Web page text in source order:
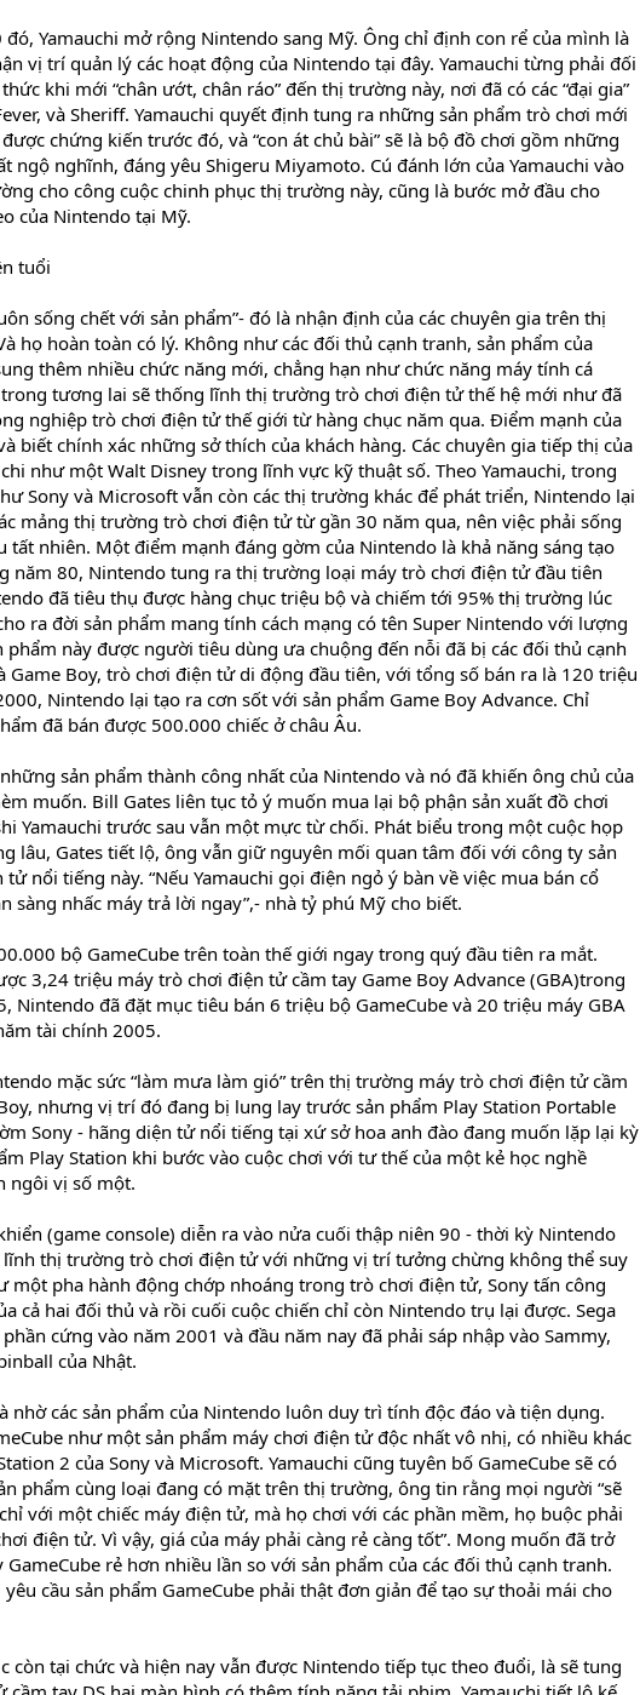
Yamauchi mở rộng Nintendo sang Mỹ. Ông chỉ định con rể của mình là
vị trí quản lý các hoạt động của Nintendo tại đây. Yamauchi từng phải đối
khi mới “chân ướt, chân ráo” đến thị trường này, nơi đã có các “đại gia”
và Sheriff. Yamauchi quyết định tung ra những sản phẩm trò chơi mới
chứng kiến trước đó, và “con át chủ bài” sẽ là bộ đồ chơi gồm những
ngộ nghĩnh, đáng yêu Shigeru Miyamoto. Cú đánh lớn của Yamauchi vào
cho công cuộc chinh phục thị trường này, cũng là bước mở đầu cho
của Nintendo tại Mỹ.
tuổi
sống chết với sản phẩm”- đó là nhận định của các chuyên gia trên thị
họ hoàn toàn có lý. Không như các đối thủ cạnh tranh, sản phẩm của
thêm nhiều chức năng mới, chẳng hạn như chức năng máy tính cá
tương lai sẽ thống lĩnh thị trường trò chơi điện tử thế hệ mới như đã
nghiệp trò chơi điện tử thế giới từ hàng chục năm qua. Điểm mạnh của
biết chính xác những sở thích của khách hàng. Các chuyên gia tiếp thị của
như một Walt Disney trong lĩnh vực kỹ thuật số. Theo Yamauchi, trong
Sony và Microsoft vẫn còn các thị trường khác để phát triển, Nintendo lại
mảng thị trường trò chơi điện tử từ gần 30 năm qua, nên việc phải sống
tất nhiên. Một điểm mạnh đáng gờm của Nintendo là khả năng sáng tạo
năm 80, Nintendo tung ra thị trường loại máy trò chơi điện tử đầu tiên
đã tiêu thụ được hàng chục triệu bộ và chiếm tới 95% thị trường lúc
ra đời sản phẩm mang tính cách mạng có tên Super Nintendo với lượng
phẩm này được người tiêu dùng ưa chuộng đến nỗi đã bị các đối thủ cạnh
Game Boy, trò chơi điện tử di động đầu tiên, với tổng số bán ra là 120 triệu
Nintendo lại tạo ra cơn sốt với sản phẩm Game Boy Advance. Chỉ
đã bán được 500.000 chiếc ở châu Âu.
sản phẩm thành công nhất của Nintendo và nó đã khiến ông chủ của
muốn. Bill Gates liên tục tỏ ý muốn mua lại bộ phận sản xuất đồ chơi
Yamauchi trước sau vẫn một mực từ chối. Phát biểu trong một cuộc họp
lâu, Gates tiết lộ, ông vẫn giữ nguyên mối quan tâm đối với công ty sản
nổi tiếng này. “Nếu Yamauchi gọi điện ngỏ ý bàn về việc mua bán cổ
sàng nhấc máy trả lời ngay”,- nhà tỷ phú Mỹ cho biết.
bộ GameCube trên toàn thế giới ngay trong quý đầu tiên ra mắt.
3,24 triệu máy trò chơi điện tử cầm tay Game Boy Advance (GBA)trong
Nintendo đã đặt mục tiêu bán 6 triệu bộ GameCube và 20 triệu máy GBA
tài chính 2005.
mặc sức “làm mưa làm gió” trên thị trường máy trò chơi điện tử cầm
nhưng vị trí đó đang bị lung lay trước sản phẩm Play Station Portable
Sony - hãng diện tử nổi tiếng tại xứ sở hoa anh đào đang muốn lặp lại kỳ
Play Station khi bước vào cuộc chơi với tư thế của một kẻ học nghề
ngôi vị số một.
(game console) diễn ra vào nửa cuối thập niên 90 - thời kỳ Nintendo
lĩnh thị trường trò chơi điện tử với những vị trí tưởng chừng không thể suy
một pha hành động chớp nhoáng trong trò chơi điện tử, Sony tấn công
cả hai đối thủ và rồi cuối cuộc chiến chỉ còn Nintendo trụ lại được. Sega
cứng vào năm 2001 và đầu năm nay đã phải sáp nhập vào Sammy,
của Nhật.
nhờ các sản phẩm của Nintendo luôn duy trì tính độc đáo và tiện dụng.
như một sản phẩm máy chơi điện tử độc nhất vô nhị, có nhiều khác
2 của Sony và Microsoft. Yamauchi cũng tuyên bố GameCube sẽ có
phẩm cùng loại đang có mặt trên thị trường, ông tin rằng mọi người “sẽ
với một chiếc máy điện tử, mà họ chơi với các phần mềm, họ buộc phải
điện tử. Vì vậy, giá của máy phải càng rẻ càng tốt”. Mong muốn đã trở
rẻ hơn nhiều lần so với sản phẩm của các đối thủ cạnh tranh.
yêu cầu sản phẩm GameCube phải thật đơn giản để tạo sự thoải mái cho
còn tại chức và hiện nay vẫn được Nintendo tiếp tục theo đuổi, là sẽ tung